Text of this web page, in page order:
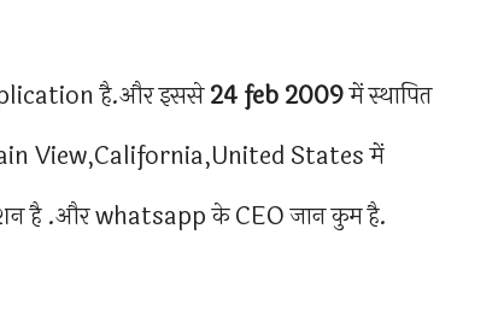
है.और इससे24 feb 2009में स्थापित
View,California,United States में
है .और whatsapp के CEO जान कुम है.